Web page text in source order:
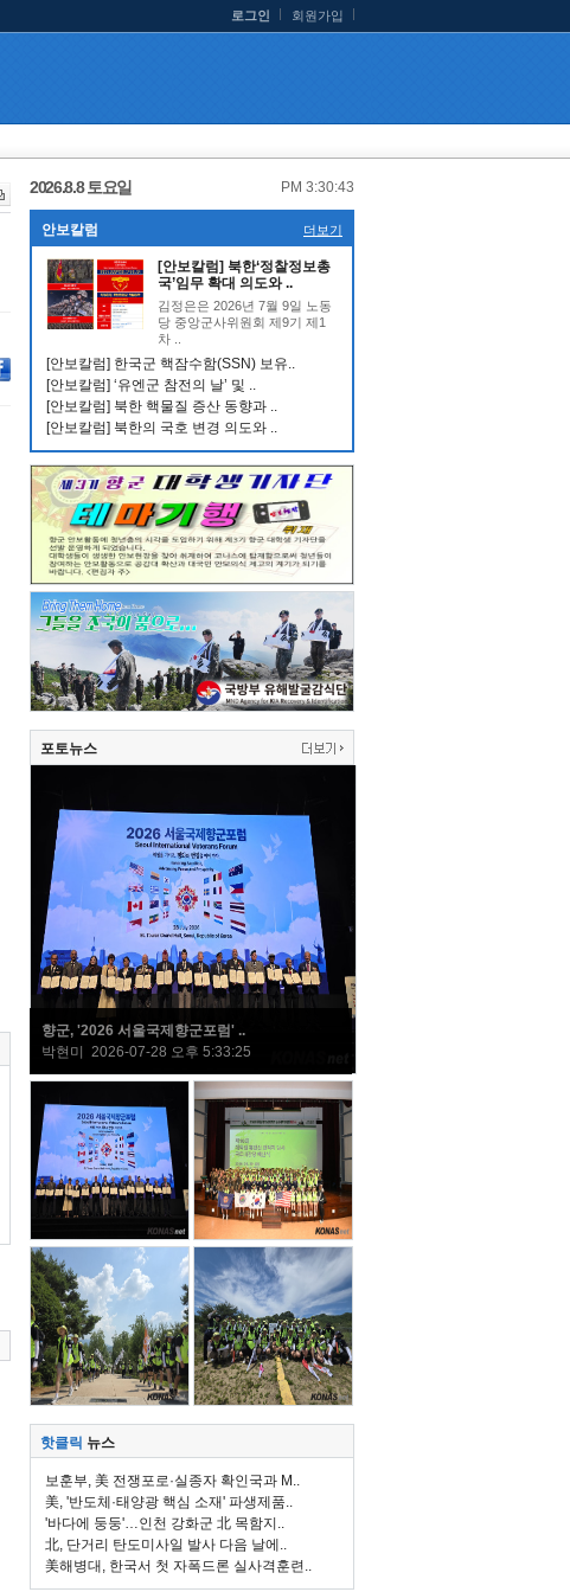
로그인 회원가입
2026.8.8 토요일 PM 3:30:43
안보칼럼 더보기
[안보칼럼] 북한‘정찰정보총
국’임무 확대 의도와 ..
김정은은 2026년 7월 9일 노동
당 중앙군사위원회 제9기 제1
차 ..
[안보칼럼] 한국군 핵잠수함(SSN) 보유..
[안보칼럼] ‘유엔군 참전의 날’ 및 ..
[안보칼럼] 북한 핵물질 증산 동향과 ..
[안보칼럼] 북한의 국호 변경 의도와 ..
포토뉴스
향군, '2026 서울국제향군포럼' ..
박현미 2026-07-28 오후 5:33:25
핫클릭 뉴스
보훈부, 美 전쟁포로·실종자 확인국과 M..
美, '반도체·태양광 핵심 소재' 파생제품..
'바다에 둥둥'…인천 강화군 北 목함지..
北, 단거리 탄도미사일 발사 다음 날에..
美해병대, 한국서 첫 자폭드론 실사격훈련..